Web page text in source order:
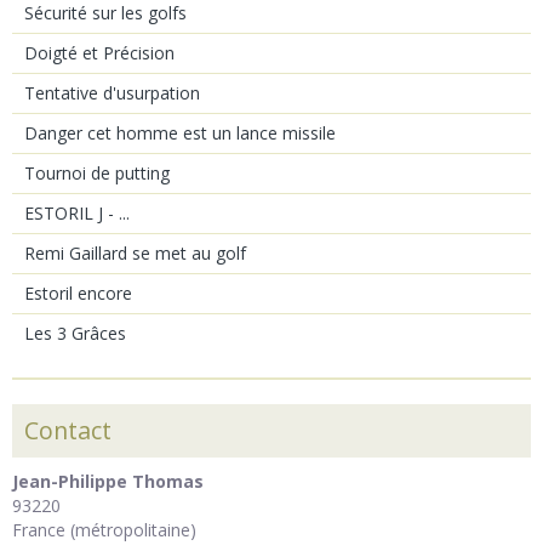
Sécurité sur les golfs
Doigté et Précision
Tentative d'usurpation
Danger cet homme est un lance missile
Tournoi de putting
ESTORIL J - ...
Remi Gaillard se met au golf
Estoril encore
Les 3 Grâces
Contact
Jean-Philippe Thomas
93220
France (métropolitaine)